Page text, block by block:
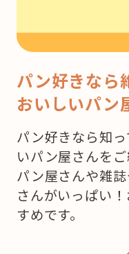
パン好きなら
おいしいパン
パン好きなら知
いパン屋さんを
パン屋さんや雑
さんがいっぱい
すめです。